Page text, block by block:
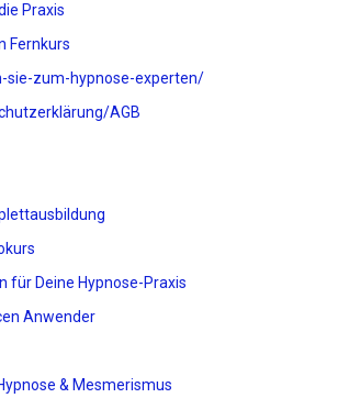
Praxis
Fernkurs
sie-zum-hypnose-experten/
AGB
für Deine Hypnose-Praxis
Anwender
& Mesmerismus